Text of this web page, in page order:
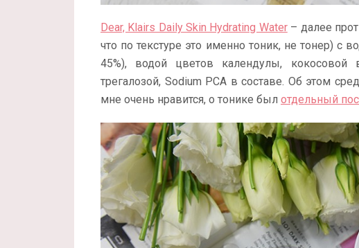
Dear, Klairs Daily Skin Hydrating Water– далее
что по текстуре это именно тоник, не тонер) с
45%), водой цветов календулы, кокосовой
трегалозой, Sodium PCA в составе. Об этом
мне очень нравится, о тонике был отдельный